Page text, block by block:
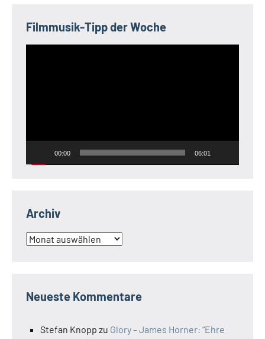
Filmmusik-Tipp der Woche
00:00 06:01
Archiv
Archiv
Neueste Kommentare
Stefan Knopp zu Glory – James Horner: “Ehre